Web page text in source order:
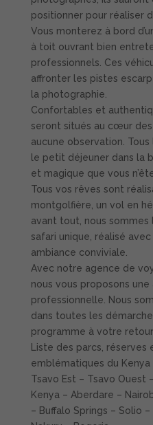
positionner pour réaliser
Vous monterez à bord
à toit ouvrant bien
professionnels. Ces
affronter les pistes
la photographie.
Confortables et
seront situés au cœur
aucune observation.
le petit déjeuner dans la
et magique que vous
Tous vos rêves sont
montgolfière, un vol en
avant tout, nous sommes
safari unique, réalisé
ambiance conviviale.
Avec notre agence de
nous vous proposons
professionnelle. Nous
dans toutes les
programme à votre retour
Liste des parcs, réserves
emblématiques du Kenya
Tsavo Est – Tsavo Ouest
Kenya – Aberdare –
– Buffalo Springs – Solio